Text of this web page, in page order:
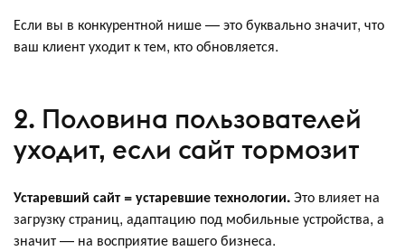
Если вы в конкурентной нише — это буквально значит, что
ваш клиент уходит к тем, кто обновляется.
2. Половина пользователей
уходит, если сайт тормозит
Устаревший сайт = устаревшие технологии.Это влияет на
загрузку страниц, адаптацию под мобильные устройства, а
значит — на восприятие вашего бизнеса.